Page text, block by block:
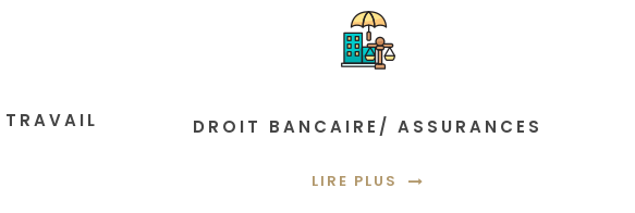
DROIT BANCAIRE/ ASSURANCES
LIRE PLUS